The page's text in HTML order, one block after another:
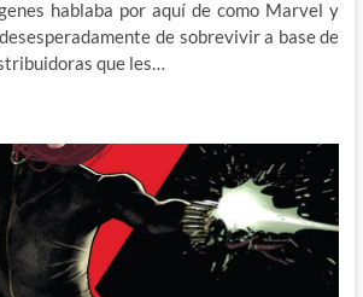
hablaba por aquí de como Marvel y
de sobrevivir a base de
que les…